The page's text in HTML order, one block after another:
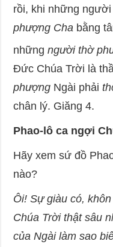
rồi, khi những
phượng Cha bằng
nhữngngười thờ
Đức Chúa Trời là
phượng Ngài phải
chân lý. Giăng 4.
Phao-lô ca ngợi
Hãy xem sứ đồ
nào?
Ôi! Sự giàu có,
Chúa Trời thật sâu
của Ngài làm sao